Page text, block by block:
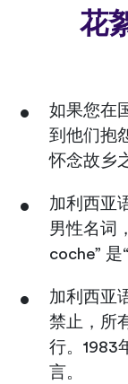
花
如果您在
到他们抱
怀念故乡
加利西亚
男性名词
coche” 是
加利西亚
禁止，所
行。1983
言。